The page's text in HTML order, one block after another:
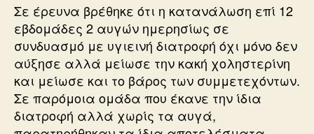
Σε έρευνα βρέθηκε ότι η κατανάλωση επί 12
εβδομάδες 2 αυγών ημερησίως σε
συνδυασμό με υγιεινή διατροφή όχι μόνο δεν
αύξησε αλλά μείωσε την κακή χοληστερίνη
και μείωσε και το βάρος των συμμετεχόντων.
Σε παρόμοια ομάδα που έκανε την ίδια
διατροφή αλλά χωρίς τα αυγά,